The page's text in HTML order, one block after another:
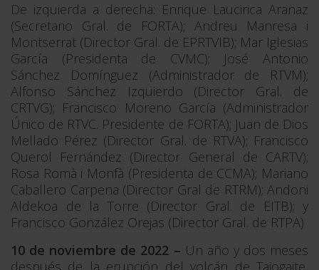
De izquierda a derecha: Enrique Laucirica Aranaz
(Secretario Gral. de FORTA); Andreu Manresa i
Montserrat (Director Gral. de EPRTVIB); Mar Iglesias
García (Presidenta de CVMC); José Antonio
Sánchez Domínguez (Administrador de RTVM);
Alfonso Sánchez Izquierdo (Director Gral. de
CRTVG); Francisco Moreno García (Administrador
Único de RTVC. Presidente de FORTA); Juan de Dios
Mellado Pérez (Director Gral. de RTVA); Francisco
Querol Fernández (Director General de CARTV);
Rosa Romà i Monfà (Presidenta de CCMA); Mariano
Caballero Carpena (Director Gral de RTRM); Andoni
Aldekoa de la Torre (Director Gral. de EITB); y
Francisco González Orejas (Director Gral. de RTPA)
10 de noviembre de 2022 – Un año y dos meses